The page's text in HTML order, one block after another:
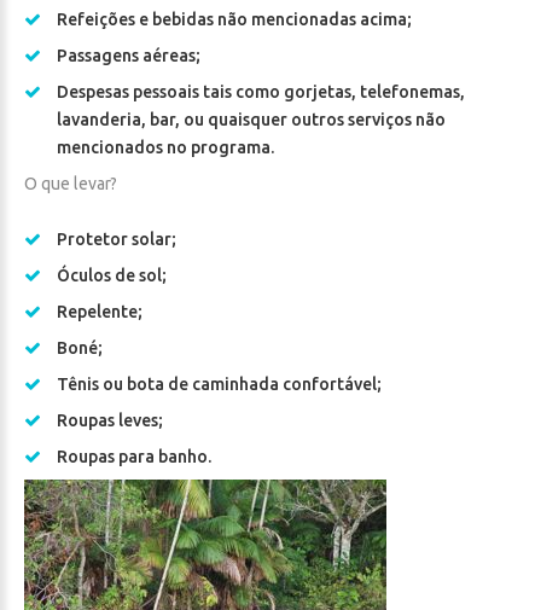
Refeições e bebidas não mencionadas acima;
Passagens aéreas;
Despesas pessoais tais como gorjetas, telefonemas,
lavanderia, bar, ou quaisquer outros serviços não
mencionados no programa.
O que levar?
Protetor solar;
Óculos de sol;
Repelente;
Boné;
Tênis ou bota de caminhada confortável;
Roupas leves;
Roupas para banho.